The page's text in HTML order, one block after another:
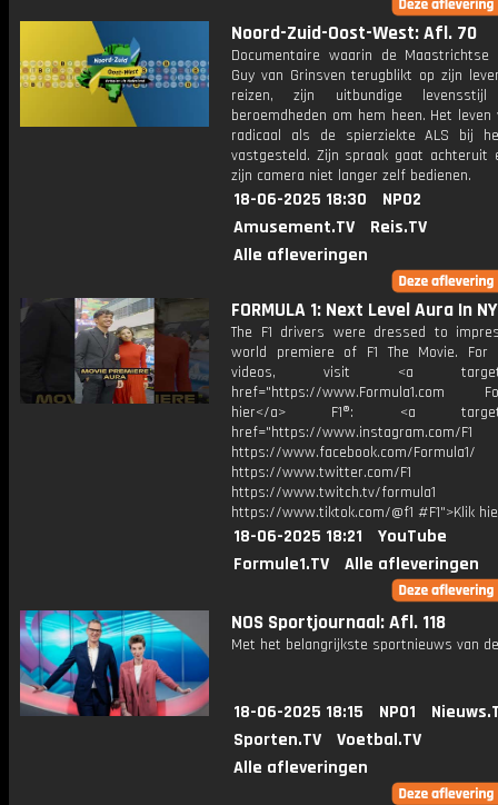
Noord-Zuid-Oost-West: Afl. 70
Documentaire waarin de Maastrichtse
Guy van Grinsven terugblikt op zijn
reizen, zijn uitbundige
beroemdheden om hem heen. Het leven
radicaal als de spierziekte ALS bij
vastgesteld. Zijn spraak gaat achteruit
zijn camera niet langer zelf bedienen.
18-06-2025 18:30
NPO2
Amusement.TV
Reis.TV
Alle afleveringen
FORMULA 1: Next Level Aura In
The F1 drivers were dressed to
world premiere of F1 The Movie. For
videos, visit <a
href="https://www.Formula1.com
hier</a> F1®: <a
href="https://www.instagram.com/F1
https://www.facebook.com/Formula1/
https://www.twitter.com/F1
https://www.twitch.tv/formula1
https://www.tiktok.com/@f1 #F1">Klik
18-06-2025 18:21
YouTube
Formule1.TV
Alle afleveringen
NOS Sportjournaal: Afl. 118
Met het belangrijkste sportnieuws van
18-06-2025 18:15 NPO1
Sporten.TV
Voetbal.TV
Alle afleveringen